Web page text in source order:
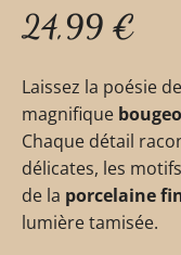
24,99 €
Laissez la poésie
magnifique
Chaque détail
délicates, les
de la porcelaine
lumière tamisée.